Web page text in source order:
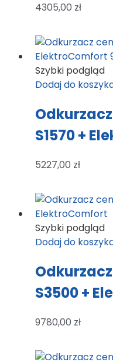
4305,00 zł
Szybki podgląd
Dodaj do
S1570 +
5227,00 zł
Szybki podgląd
Dodaj do
S3500 +
9780,00 zł